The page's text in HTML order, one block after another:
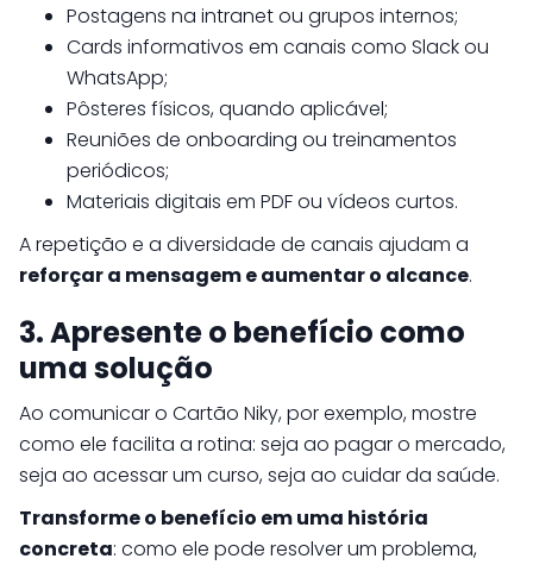
Postagens na intranet ou grupos internos;
Cards informativos em canais como Slack ou
WhatsApp;
Pôsteres físicos, quando aplicável;
Reuniões de onboarding ou treinamentos
periódicos;
Materiais digitais em PDF ou vídeos curtos.
A repetição e a diversidade de canais ajudam a
reforçar a mensagem e aumentar o alcance.
3. Apresente o benefício como
uma solução
Ao comunicar o Cartão Niky, por exemplo, mostre
como ele facilita a rotina: seja ao pagar o mercado,
seja ao acessar um curso, seja ao cuidar da saúde.
Transforme o benefício em uma história
concreta: como ele pode resolver um problema,